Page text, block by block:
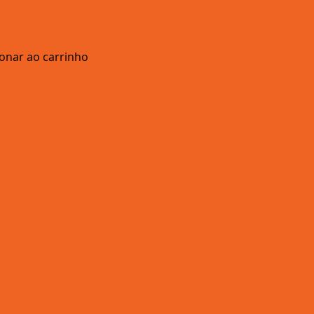
ao carrinho